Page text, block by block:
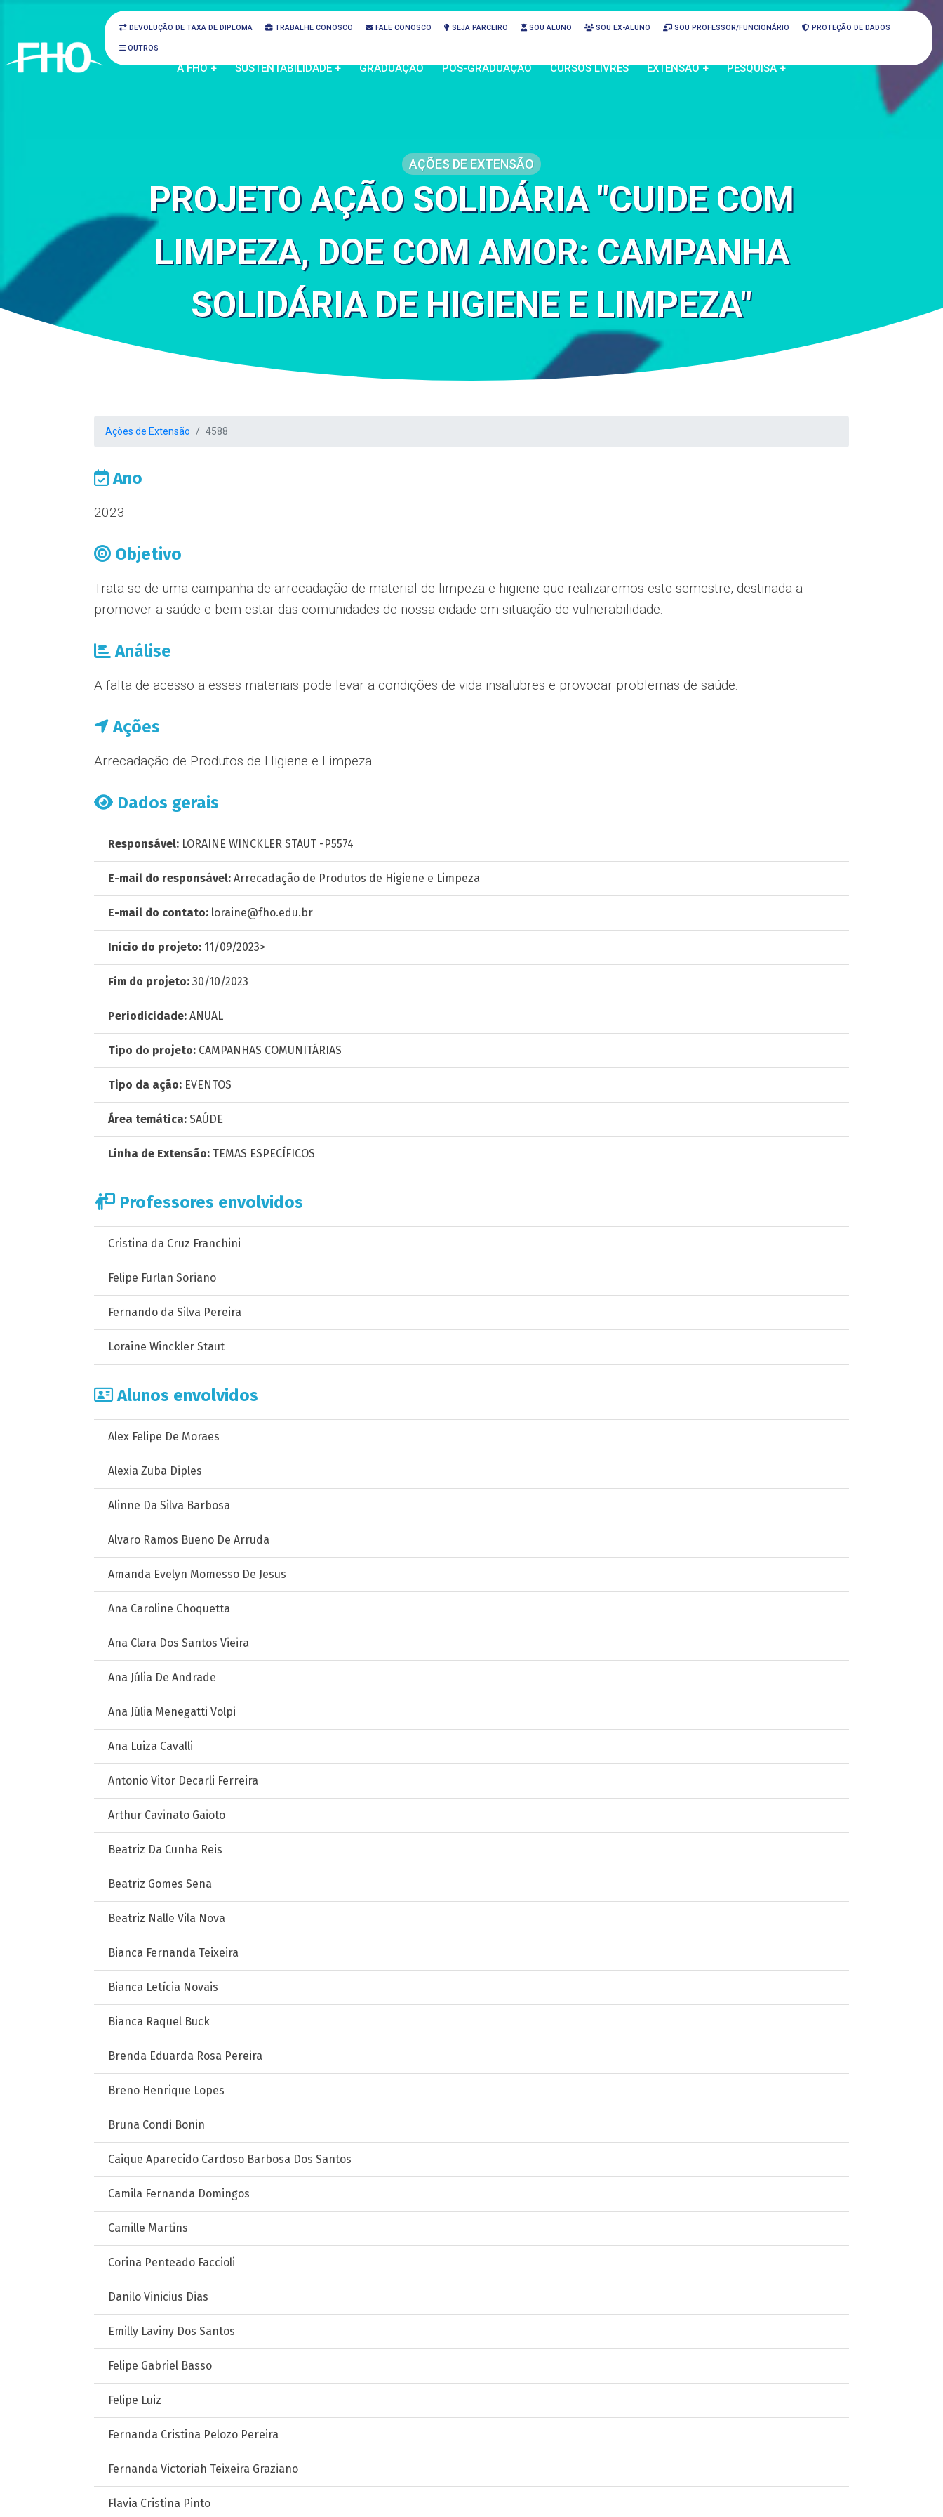
DEVOLUÇÃO DE TAXA DE DIPLOMA TRABALHE CONOSCO FALE CONOSCO SEJA PARCEIRO SOU ALUNO SOU EX-ALUNO SOU PROFESSOR/FUNCIONÁRIO PROTEÇÃO DE DADOS
OUTROS
A FHO + SUSTENTABILIDADE + GRADUAÇÃO PÓS-GRADUAÇÃO CURSOS LIVRES EXTENSÃO + PESQUISA +
AÇÕES DE EXTENSÃO
PROJETO AÇÃO SOLIDÁRIA "CUIDE COM
LIMPEZA, DOE COM AMOR: CAMPANHA
SOLIDÁRIA DE HIGIENE E LIMPEZA"
Ações de Extensão 4588
Ano
2023
Objetivo
Trata-se de uma campanha de arrecadação de material de limpeza e higiene que realizaremos este semestre, destinada a
promover a saúde e bem-estar das comunidades de nossa cidade em situação de vulnerabilidade.
Análise
A falta de acesso a esses materiais pode levar a condições de vida insalubres e provocar problemas de saúde.
Ações
Arrecadação de Produtos de Higiene e Limpeza
Dados gerais
Responsável: LORAINE WINCKLER STAUT -P5574
E-mail do responsável: Arrecadação de Produtos de Higiene e Limpeza
E-mail do contato: loraine@fho.edu.br
Início do projeto: 11/09/2023>
Fim do projeto: 30/10/2023
Periodicidade: ANUAL
Tipo do projeto: CAMPANHAS COMUNITÁRIAS
Tipo da ação: EVENTOS
Área temática: SAÚDE
Linha de Extensão: TEMAS ESPECÍFICOS
Professores envolvidos
Cristina da Cruz Franchini
Felipe Furlan Soriano
Fernando da Silva Pereira
Loraine Winckler Staut
Alunos envolvidos
Alex Felipe De Moraes
Alexia Zuba Diples
Alinne Da Silva Barbosa
Alvaro Ramos Bueno De Arruda
Amanda Evelyn Momesso De Jesus
Ana Caroline Choquetta
Ana Clara Dos Santos Vieira
Ana Júlia De Andrade
Ana Júlia Menegatti Volpi
Ana Luiza Cavalli
Antonio Vitor Decarli Ferreira
Arthur Cavinato Gaioto
Beatriz Da Cunha Reis
Beatriz Gomes Sena
Beatriz Nalle Vila Nova
Bianca Fernanda Teixeira
Bianca Letícia Novais
Bianca Raquel Buck
Brenda Eduarda Rosa Pereira
Breno Henrique Lopes
Bruna Condi Bonin
Caique Aparecido Cardoso Barbosa Dos Santos
Camila Fernanda Domingos
Camille Martins
Corina Penteado Faccioli
Danilo Vinicius Dias
Emilly Laviny Dos Santos
Felipe Gabriel Basso
Felipe Luiz
Fernanda Cristina Pelozo Pereira
Fernanda Victoriah Teixeira Graziano
Flavia Cristina Pinto